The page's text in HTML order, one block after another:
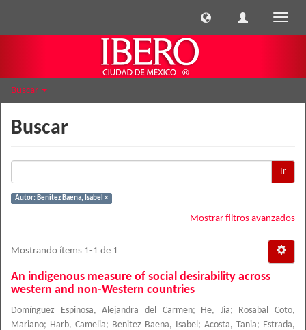
Buscar
Buscar
Ir
Autor: Benitez Baena, Isabel ×
Mostrar filtros avanzados
Mostrando ítems 1-1 de 1
An indigenous measure of social desirability across
western and non-Western countries
Domínguez Espinosa, Alejandra del Carmen; He, Jia;
Rosabal Coto,
Mariano; Harb, Camelia; Benitez Baena, Isabel ; Acosta, Tania;
Estrada,